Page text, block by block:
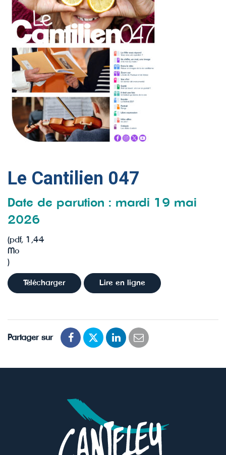
Le Cantilien 047
Date de parution : mardi 19 mai
2026
(pdf, 1,44
Mo
)
Télécharger Lire en ligne
Partager sur
PartagerPartagerPartagerPartager